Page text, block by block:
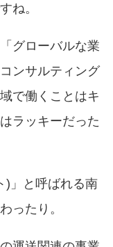
ね。
グローバルな業
ンサルティング
で働くことはキ
ラッキーだった
)」と呼ばれる南
ったり。